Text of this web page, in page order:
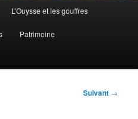
L’Ouysse et les gouffres
Patrimoine
Suivant →